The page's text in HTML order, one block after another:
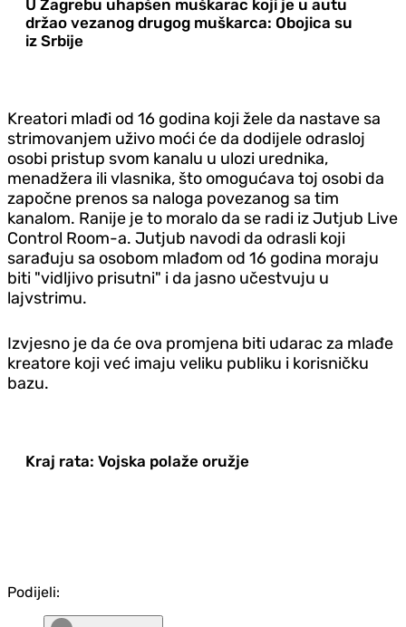
U Zagrebu uhapšen muškarac koji je u autu
držao vezanog drugog muškarca: Obojica su
iz Srbije
Kreatori mlađi od 16 godina koji žele da nastave sa
strimovanjem uživo moći će da dodijele odrasloj
osobi pristup svom kanalu u ulozi urednika,
menadžera ili vlasnika, što omogućava toj osobi da
započne prenos sa naloga povezanog sa tim
kanalom. Ranije je to moralo da se radi iz Jutjub Live
Control Room-a. Jutjub navodi da odrasli koji
sarađuju sa osobom mlađom od 16 godina moraju
biti "vidljivo prisutni" i da jasno učestvuju u
lajvstrimu.
Izvjesno je da će ova promjena biti udarac za mlađe
kreatore koji već imaju veliku publiku i korisničku
bazu.
Kraj rata: Vojska polaže oružje
Podijeli: